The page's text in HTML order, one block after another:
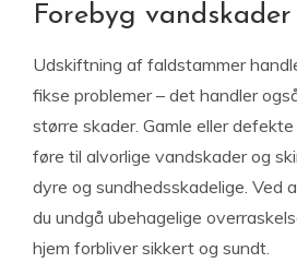
Forebyg
Udskiftning af faldstammer
fikse problemer – det handler
større skader. Gamle eller
føre til alvorlige vandskader og
dyre og sundhedsskadelige. Ved
du undgå ubehagelige
hjem forbliver sikkert og sundt.